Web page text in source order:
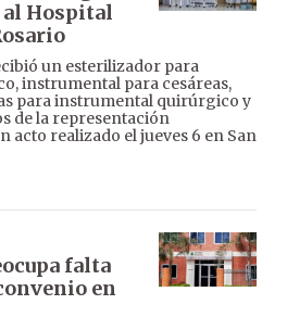
al Hospital
un esterilizador para
instrumental para cesáreas,
para instrumental quirúrgico y
de la representación
acto realizado el jueves 6 en San
falta
en